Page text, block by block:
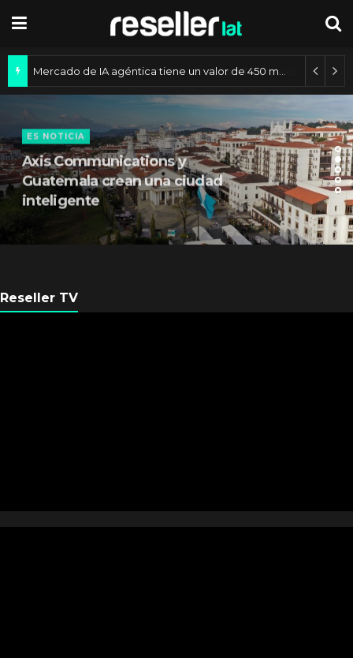
ES NOTICIA
Axis Communications y
Guatemala crean una ciudad
inteligente
Reseller TV